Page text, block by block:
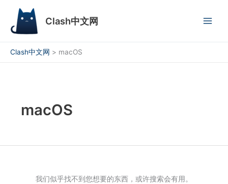
Clash中文网
Clash中文网 > macOS
macOS
我们似乎找不到您想要的东西，或许搜索会有用。